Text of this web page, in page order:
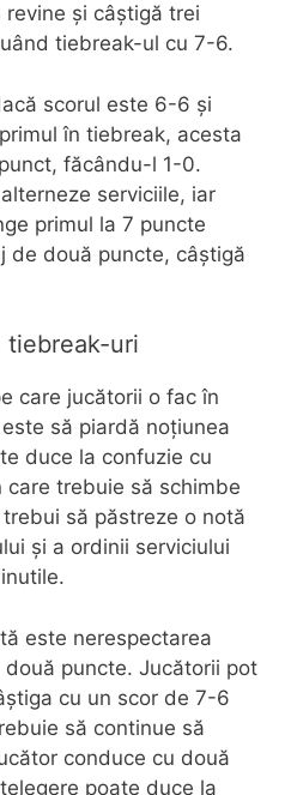
și câștigă trei
tiebreak-ul cu 7-6.
scorul este 6-6 și
în tiebreak, acesta
făcându-l 1-0.
serviciile, iar
primul la 7 puncte
de două puncte, câștigă
tiebreak-uri
care jucătorii o fac în
să piardă noțiunea
duce la confuzie cu
care trebuie să schimbe
să păstreze o notă
și a ordinii serviciului
este nerespectarea
puncte. Jucătorii pot
cu un scor de 7-6
să continue să
conduce cu două
poate duce la